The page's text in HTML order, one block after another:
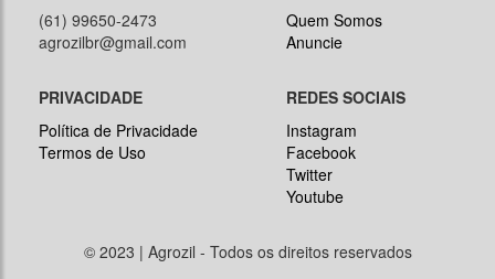
(61) 99650-2473
agrozilbr@gmail.com
Quem Somos
Anuncie
PRIVACIDADE
Política de Privacidade
Termos de Uso
REDES SOCIAIS
Instagram
Facebook
Twitter
Youtube
© 2023 | Agrozil - Todos os direitos reservados